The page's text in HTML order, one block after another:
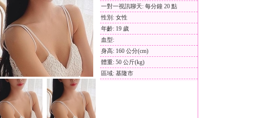
一對一視訊聊天: 每分鐘 20 點
性別: 女性
年齡: 19 歲
血型:
身高: 160 公分(cm)
體重: 50 公斤(kg)
區域: 基隆市